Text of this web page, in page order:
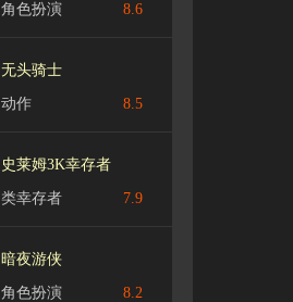
角色扮演 8.6
无头骑士
动作 8.5
史莱姆3K幸存者
类幸存者 7.9
暗夜游侠
角色扮演 8.2